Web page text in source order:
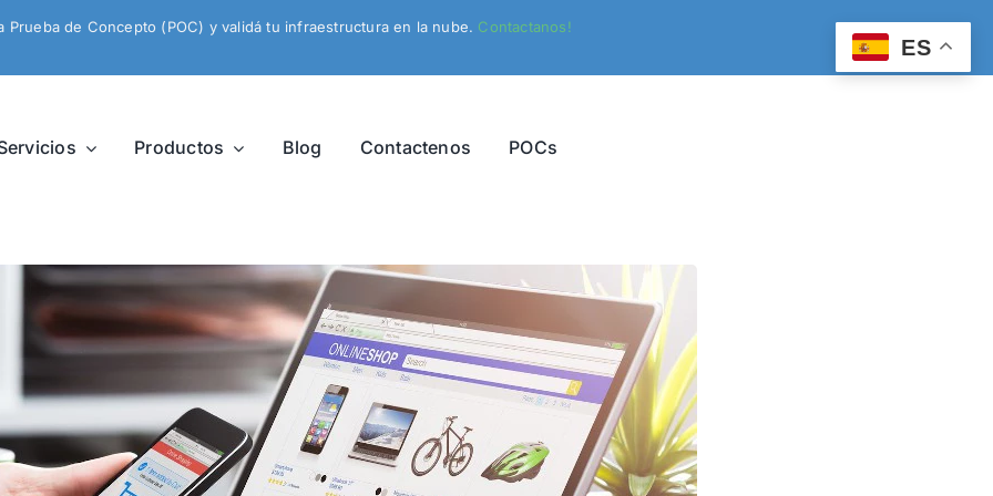
Prueba de Concepto (POC) y validá tu infraestructura en la nube. Contactanos!
Productos Blog Contactenos POCs
ES